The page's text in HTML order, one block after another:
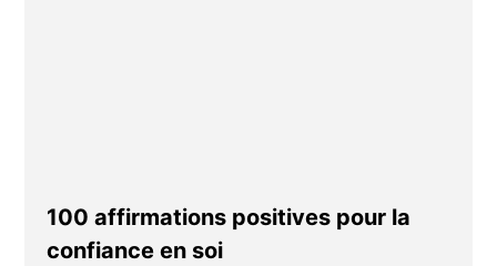
100 affirmations positives pour la
confiance en soi